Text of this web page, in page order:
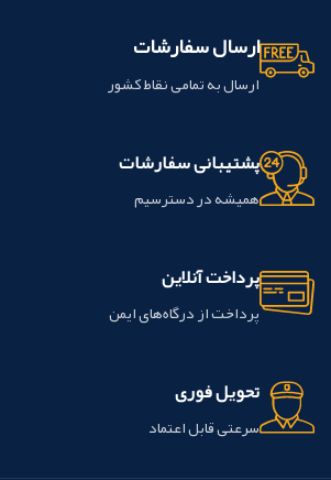
ارسال سفارشات
ارسال به تمامی نقاط کشور
پشتیبانی سفارشات
همیشه در دسترسیم
پرداخت آنلاین
پرداخت از درگاه‌های ایمن
تحویل فوری
سرعتی قابل اعتماد